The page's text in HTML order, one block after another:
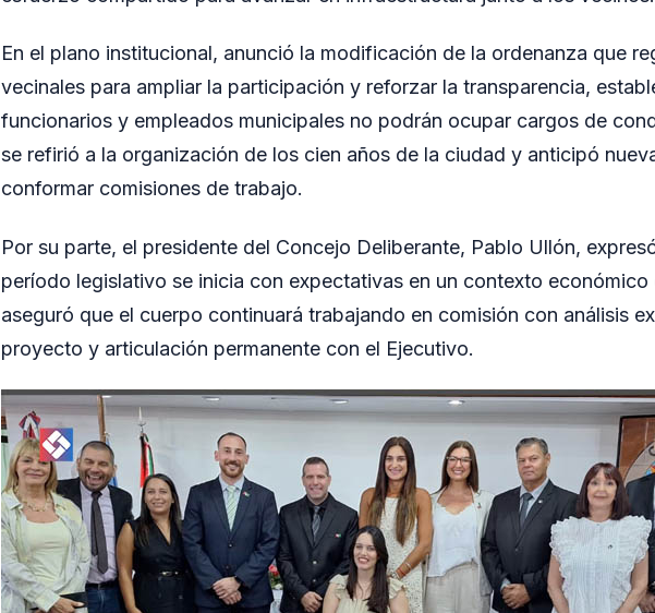
En el plano institucional, anunció la modificación de la ordenanza que
vecinales para ampliar la participación y reforzar la transparencia,
funcionarios y empleados municipales no podrán ocupar cargos de
se refirió a la organización de los cien años de la ciudad y anticipó
conformar comisiones de trabajo.
Por su parte, el presidente del Concejo Deliberante, Pablo Ullón,
período legislativo se inicia con expectativas en un contexto
aseguró que el cuerpo continuará trabajando en comisión con análisis
proyecto y articulación permanente con el Ejecutivo.